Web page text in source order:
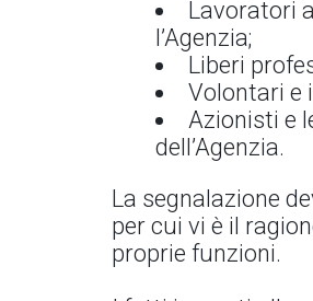
Lavoratori
l’Agenzia;
Liberi
Volontari e
Azionisti e
dell’Agenzia.
La segnalazione
per cui vi è il
proprie funzioni.